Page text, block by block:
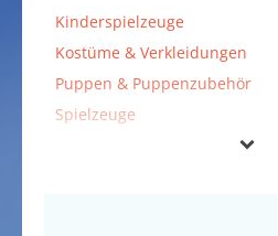
Kinderspielzeuge
Kostüme & Verkleidungen
Puppen & Puppenzubehör
Spielzeuge